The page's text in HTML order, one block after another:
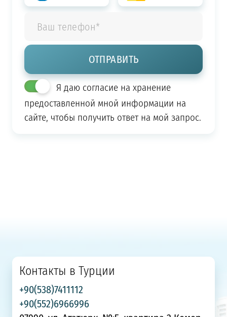
Я даю согласие на хранение
предоставленной мной информации на
сайте, чтобы получить ответ на мой запрос.
Контакты в Турции
+90(538)7411112
+90(552)6966996